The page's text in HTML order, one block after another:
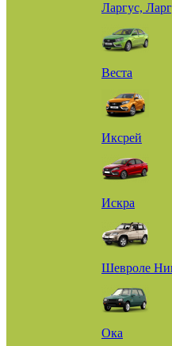
Ларгус,
Веста
Иксрей
Искра
Шевроле
Ока